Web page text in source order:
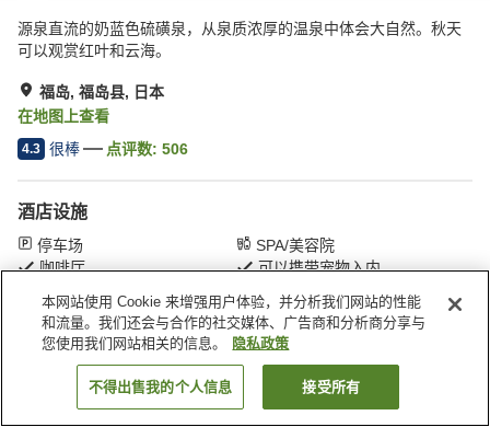
源泉直流的奶蓝色硫磺泉，从泉质浓厚的温泉中体会大自然。秋天
可以观赏红叶和云海。
福岛, 福岛县, 日本
在地图上查看
4.3 很棒 点评数: 506
酒店设施
停车场
SPA/美容院
咖啡厅
可以携带宠物入内
首页 日本 福岛县 福岛 高汤温泉 花月高原酒店
搜索客房
本网站使用 Cookie 来增强用户体验，并分析我们网站的性能
和流量。我们还会与合作的社交媒体、广告商和分析商分享与
您使用我们网站相关的信息。
隐私政策
不得出售我的个人信息 接受所有